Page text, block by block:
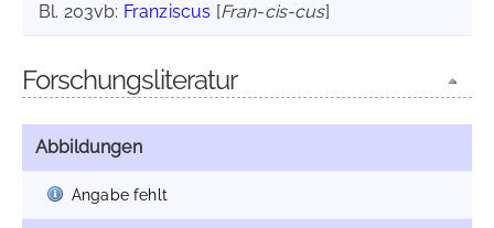
Bl. 203vb: Franziscus [Fran-cis-cus]
Forschungsliteratur
Abbildungen
Angabe fehlt